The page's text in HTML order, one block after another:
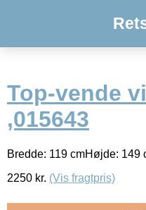
Top-vende
,015643
Bredde: 119 cmHøjde: 149
2250 kr. (Vis fragtpris)